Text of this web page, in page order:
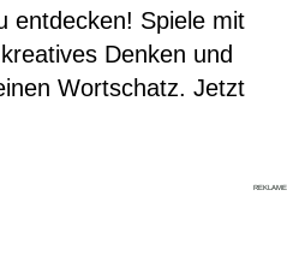
entdecken! Spiele mit
Denken und
Wortschatz. Jetzt
REKLAME